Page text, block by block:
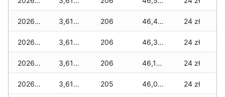
2026-02-20 3,610 zł 206 46,410 zł 24 zł
2026-02-19 3,610 zł 206 46,300 zł 24 zł
2026-02-18 3,610 zł 206 46,190 zł 24 zł
2026-02-17 3,610 zł 205 46,090 zł 24 zł